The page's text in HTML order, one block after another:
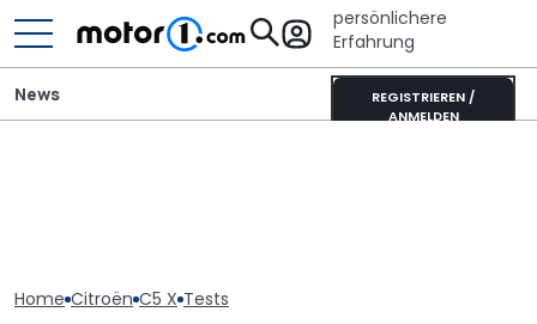
persönlichere
Erfahrung
REGISTRIEREN /
ANMELDEN
News
Home Citroën C5 X Tests